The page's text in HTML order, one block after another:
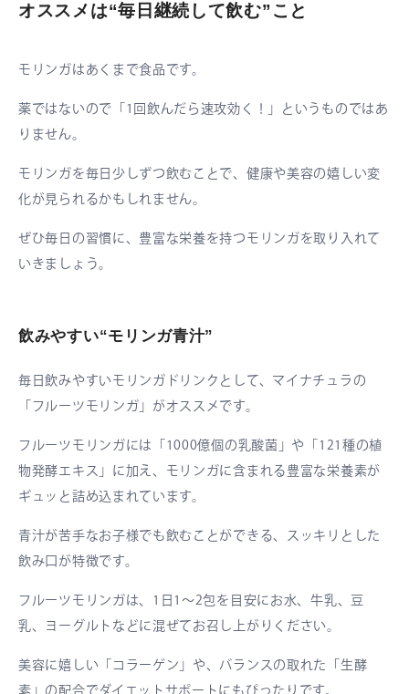
オススメは“毎日継続して飲む”こと
モリンガはあくまで食品です。
薬ではないので「1回飲んだら速攻効く！」というものではあ
りません。
モリンガを毎日少しずつ飲むことで、健康や美容の嬉しい変
化が見られるかもしれません。
ぜひ毎日の習慣に、豊富な栄養を持つモリンガを取り入れて
いきましょう。
飲みやすい“モリンガ青汁”
毎日飲みやすいモリンガドリンクとして、マイナチュラの
「フルーツモリンガ」がオススメです。
フルーツモリンガには「1000億個の乳酸菌」や「121種の植
物発酵エキス」に加え、モリンガに含まれる豊富な栄養素が
ギュッと詰め込まれています。
青汁が苦手なお子様でも飲むことができる、スッキリとした
飲み口が特徴です。
フルーツモリンガは、1日1〜2包を目安にお水、牛乳、豆
乳、ヨーグルトなどに混ぜてお召し上がりください。
美容に嬉しい「コラーゲン」や、バランスの取れた「生酵